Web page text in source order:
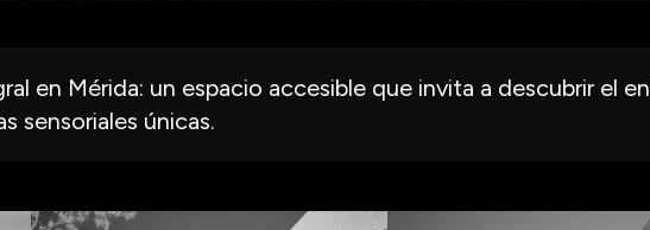
en Mérida: un espacio accesible que invita a descubrir el
sensoriales únicas.